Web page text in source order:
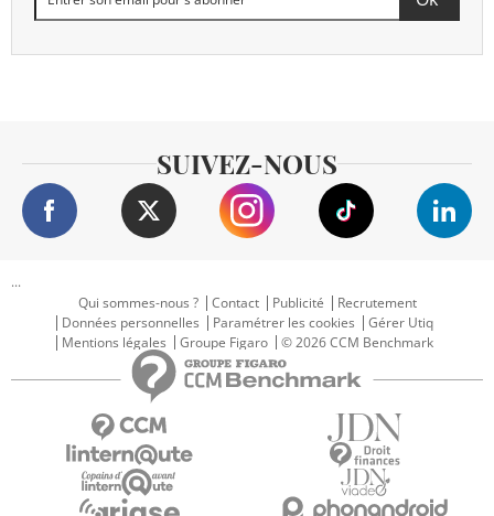
SUIVEZ-NOUS
...
Qui sommes-nous ?
Contact Publicité
Recrutement
Données personnelles
Paramétrer les cookies
Gérer Utiq
Mentions légales
Groupe Figaro © 2026 CCM Benchmark